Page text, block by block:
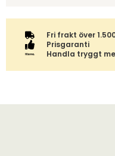
Fri frakt över
Prisgaranti
Handla tryggt